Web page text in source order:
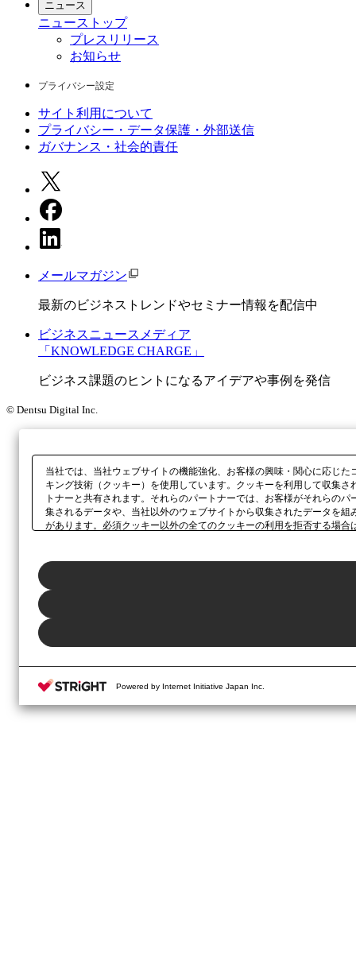
ニュース
ニュース トップ
プレスリリース
お知らせ
プライバシー設定
サイト利用について
プライバシー・データ保護・外部送信
ガバナンス・社会的責任
メールマガジン
最新のビジネストレンドやセミナー情報を配信中
ビジネスニュースメディア
「KNOWLEDGE CHARGE」
ビジネス課題のヒントになるアイデアや事例を発信
© Dentsu Digital Inc.
当社では、当社ウェブサイトの機能強化、お客様の興味・関心に応じ
キング技術（クッキー）を使用しています。クッキーを利用して収集
トナーと共有されます。それらのパートナーでは、お客様がそれらの
集されるデータや、当社以外のウェブサイトから収集されたデータを
があります。必須クッキー以外の全てのクッキーの利用を拒否する場
Powered by Internet Initiative Japan Inc.